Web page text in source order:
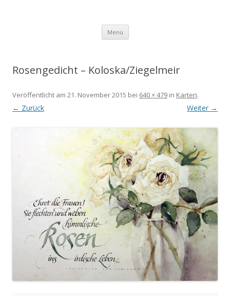
Menü Zum Inhalt springen
Rosengedicht – Koloska/Ziegelmeir
Veröffentlicht am 21. November 2015 bei 640 × 479 in Karten.
← Zurück Weiter →